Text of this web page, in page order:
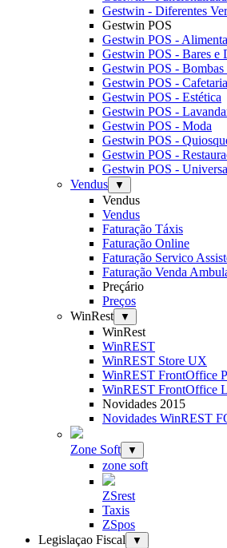
Gestwin - Diferentes
Gestwin POS
Gestwin POS -
Gestwin POS - Bares e
Gestwin POS -
Gestwin POS - Cafetaria
Gestwin POS - Estética
Gestwin POS -
Gestwin POS - Moda
Gestwin POS -
Gestwin POS -
Gestwin POS -
Vendus
▼
Vendus
Vendus
Faturação Táxis
Faturação Online
Faturação Servico
Faturação Venda
Preçário
Preços
WinRest
▼
WinRest
WinREST
WinREST Store UX
WinREST FrontOffice
WinREST FrontOffice
Novidades 2015
Novidades WinREST
Zone Soft ▼
zone soft
ZSrest
Taxis
ZSpos
Legislaçao Fiscal
▼